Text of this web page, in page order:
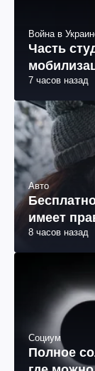
Война в
Часть
7 часов назад
Авто
имеет
8 часов назад
Социум
Полное